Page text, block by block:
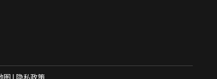
图| 隐私政策